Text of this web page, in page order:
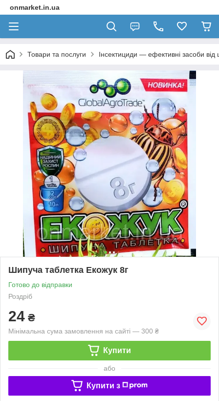
onmarket.in.ua
Товари та послуги Інсектициди — ефективні засоби від
Шипуча таблетка Екожук 8г
Готово до відправки
Роздріб
24 ₴
Мінімальна сума замовлення на сайті — 300 ₴
Купити
або
Купити з